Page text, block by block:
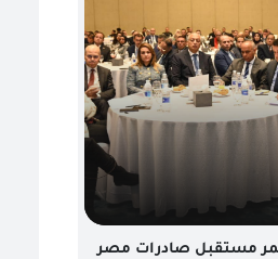
مستقبل صادرات مصر